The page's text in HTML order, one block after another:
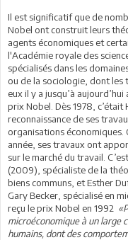
Il est significatif que de
Nobel ont construit leurs
agents économiques et
l'Académie royale des
spécialisés dans les
ou de la sociologie, dont les
eux il y a jusqu’à
prix Nobel. Dès 1978,
reconnaissance de ses
organisations
année, ses travaux ont
sur le marché du travail.
(2009), spécialiste de la
biens communs, et Esther
Gary Becker, spécialisé en
reçu le prix Nobel en 1992
microéconomique à un large
humains, dont des